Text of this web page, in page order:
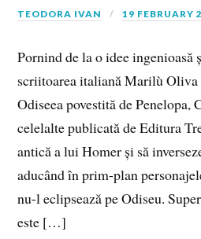
TEODORA IVAN 19 FEBRUARY
Pornind de la o idee ingenioasă
scriitoarea italiană Marilù Oliva
Odiseea povestită de Penelopa,
celelalte publicată de Editura
antică a lui Homer și să
aducând în prim-plan
nu-l eclipsează pe Odiseu.
este […]